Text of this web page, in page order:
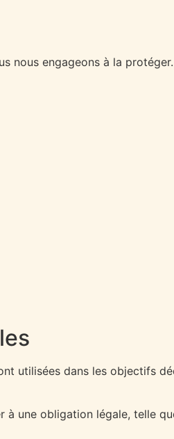
engageons à la
utilisées dans les objectifs
une obligation légale, telle